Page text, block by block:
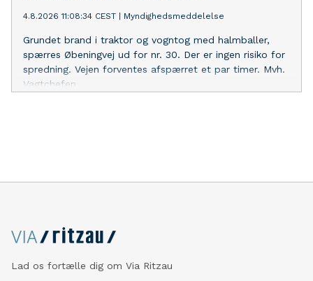
4.8.2026 11:08:34 CEST Myndighedsmeddelelse
Grundet brand i traktor og vogntog med halmballer,
spærres Øbeningvej ud for nr. 30. Der er ingen risiko for
spredning. Vejen forventes afspærret et par timer. Mvh.
Vagtchefen
Lad os fortælle dig om Via Ritzau